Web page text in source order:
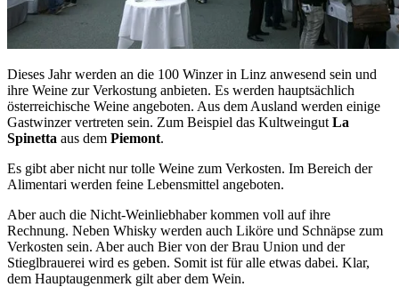
Dieses Jahr werden an die 100 Winzer in Linz anwesend sein und
ihre Weine zur Verkostung anbieten. Es werden hauptsächlich
österreichische Weine angeboten. Aus dem Ausland werden einige
Gastwinzer vertreten sein. Zum Beispiel das Kultweingut La
Spinetta aus dem Piemont.
Es gibt aber nicht nur tolle Weine zum Verkosten. Im Bereich der
Alimentari werden feine Lebensmittel angeboten.
Aber auch die Nicht-Weinliebhaber kommen voll auf ihre
Rechnung. Neben Whisky werden auch Liköre und Schnäpse zum
Verkosten sein. Aber auch Bier von der Brau Union und der
Stieglbrauerei wird es geben. Somit ist für alle etwas dabei. Klar,
dem Hauptaugenmerk gilt aber dem Wein.